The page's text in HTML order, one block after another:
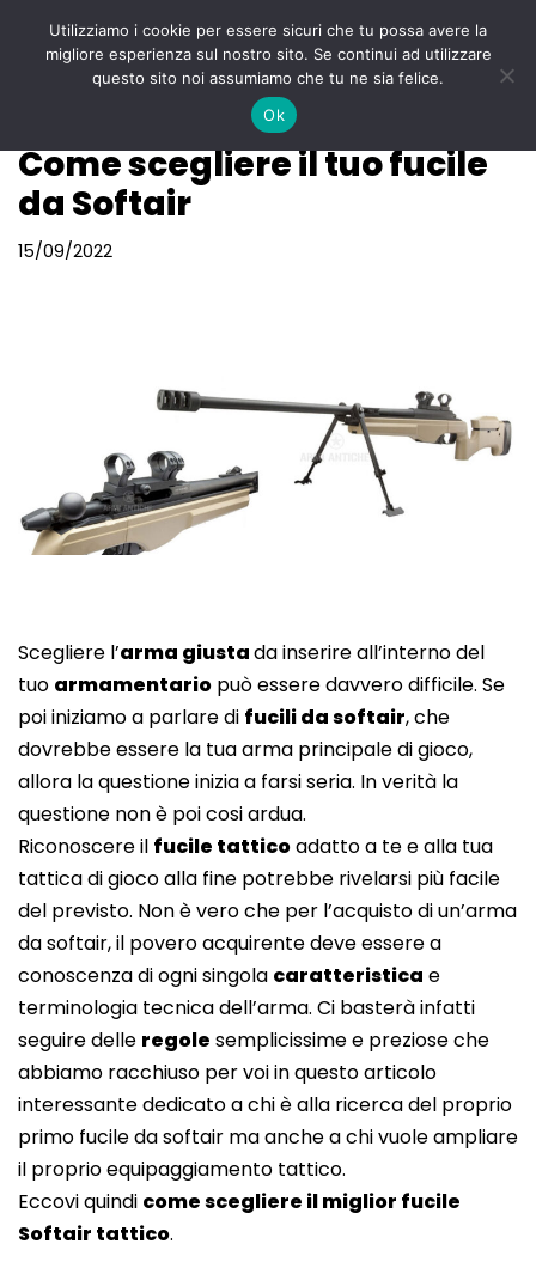
Menu
Come scegliere il tuo fucile
da Softair
15/09/2022
Scegliere l’arma giustada inserire all’interno del
tuo armamentario può essere davvero difficile. Se
poi iniziamo a parlare di fucili da softair, che
dovrebbe essere la tua arma principale di gioco,
allora la questione inizia a farsi seria. In verità la
questione non è poi cosi ardua.
Riconoscere il fucile tatticoadatto a te e alla tua
tattica di gioco alla fine potrebbe rivelarsi più facile
del previsto. Non è vero che per l’acquisto di un’arma
da softair, il povero acquirente deve essere a
conoscenza di ogni singola caratteristica e
terminologia tecnica dell’arma. Ci basterà infatti
seguire delle regole semplicissime e preziose che
abbiamo racchiuso per voi in questo articolo
interessante dedicato a chi è alla ricerca del proprio
primo fucile da softair ma anche a chi vuole ampliare
il proprio equipaggiamento tattico.
Eccovi quindi come scegliere il miglior fucile
Softair tattico.
Utilizziamo i cookie per essere sicuri che tu possa avere la
migliore esperienza sul nostro sito. Se continui ad utilizzare
questo sito noi assumiamo che tu ne sia felice.
Ok